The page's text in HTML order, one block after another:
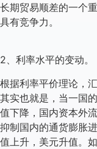
长期贸易顺差的一个
具有竞争力。
2、利率水平的变动。
根据利率平价理论，
其实也就是，当一国
值下降，国内资本外
抑制国内的通货膨胀
值上升，美元升值。